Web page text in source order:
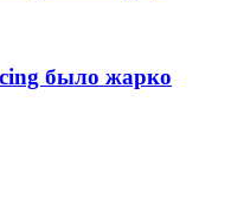
было жарко